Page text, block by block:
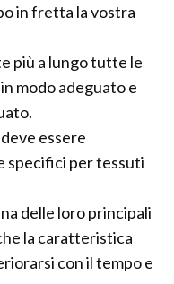
in fretta la vostra
più a lungo tutte le
modo adeguato e
essere
specifici per tessuti
delle loro principali
la caratteristica
con il tempo e